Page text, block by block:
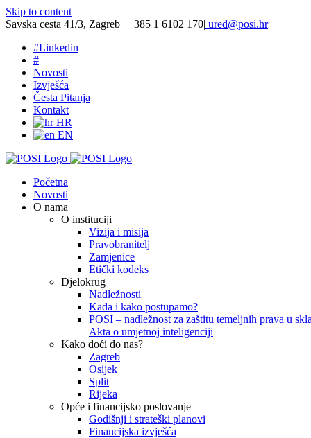
Skip to content
Savska cesta 41/3, Zagreb | +385 1 6102 170| ured@posi.hr
#Linkedin
#
Novosti
Izvješća
Česta Pitanja
Kontakt
HR
EN
Početna
Novosti
O nama
O instituciji
Vizija i misija
Pravobranitelj
Zamjenice
Etički kodeks
Djelokrug
Nadležnosti
Kada i kako postupamo?
POSI – nadležnost za zaštitu temeljnih prava u
Akta o umjetnoj inteligenciji
Kako doći do nas?
Zagreb
Osijek
Split
Rijeka
Opće i financijsko poslovanje
Godišnji i strateški planovi
Financijska izvješća